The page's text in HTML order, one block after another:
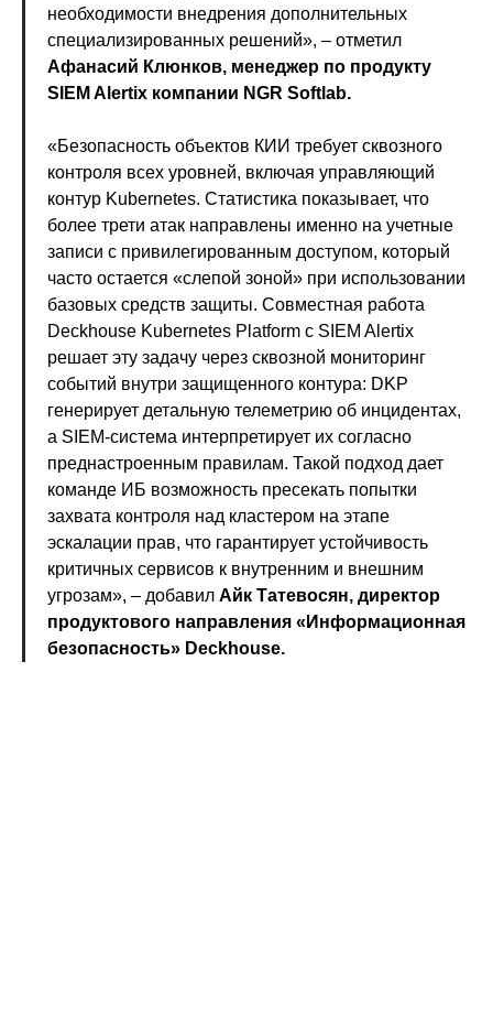
необходимости внедрения дополнительных
специализированных решений», – отметил
Афанасий Клюнков, менеджер по продукту
SIEM Alertix компании NGR Softlab.
«Безопасность объектов КИИ требует сквозного
контроля всех уровней, включая управляющий
контур Kubernetes. Статистика показывает, что
более трети атак направлены именно на учетные
записи с привилегированным доступом, который
часто остается «слепой зоной» при использовании
базовых средств защиты. Совместная работа
Deckhouse Kubernetes Platform с SIEM Alertix
решает эту задачу через сквозной мониторинг
событий внутри защищенного контура: DKP
генерирует детальную телеметрию об инцидентах,
а SIEM-система интерпретирует их согласно
преднастроенным правилам. Такой подход дает
команде ИБ возможность пресекать попытки
захвата контроля над кластером на этапе
эскалации прав, что гарантирует устойчивость
критичных сервисов к внутренним и внешним
угрозам», – добавил Айк Татевосян, директор
продуктового направления «Информационная
безопасность» Deckhouse.